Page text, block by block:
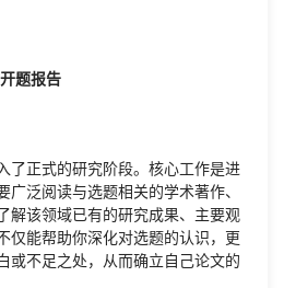
题报告
了正式的研究阶段。核心工作是进
广泛阅读与选题相关的学术著作、
解该领域已有的研究成果、主要观
仅能帮助你深化对选题的认识，更
或不足之处，从而确立自己论文的